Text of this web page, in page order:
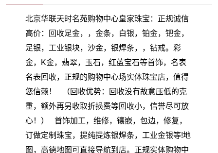
北京华联天时名苑购物中心皇家珠宝：正规诚信
高价：回收足金，，金条，白银，铂金，钯金，
足银，工业银块，沙金，银焊条，，钻戒。彩
金，K金，翡翠，玉石，红蓝宝石等首饰，名表
名表回收，正规的购物中心场实体珠宝店，值得
您信赖！ （回收优势：回收没有故意压低的克
重，额外再另收取折损费等回收小，信誉尽可放
心！） 首饰加工，维修，镶嵌，包边，修复，
订做定制珠宝，提纯提炼银焊条，工业金银等!地
图，高德地图可直接导航到店。正规实体购物中